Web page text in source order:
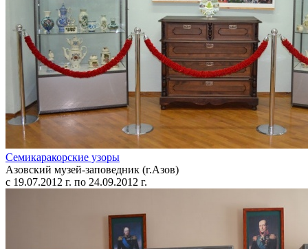
Семикаракорские узоры
Азовский музей-заповедник (г.Азов)
с 19.07.2012 г. по 24.09.2012 г.